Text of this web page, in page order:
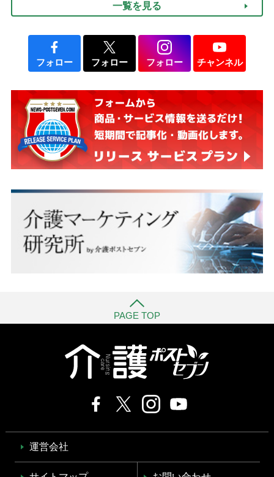
一覧を見る
フォロー フォロー フォロー チャンネル
PAGE TOP
運営会社